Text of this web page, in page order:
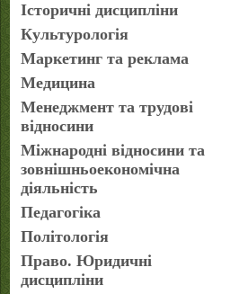
Історичні дисципліни
Культурологія
Маркетинг та реклама
Медицина
Менеджмент та трудові
відносини
Міжнародні відносини та
зовнішньоекономічна
діяльність
Педагогіка
Політологія
Право. Юридичні
дисципліни